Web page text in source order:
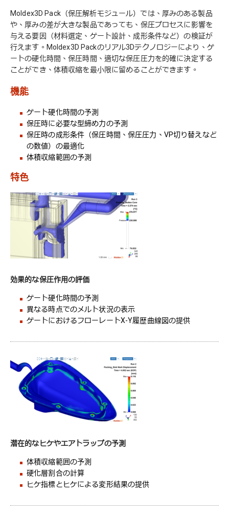
Moldex3D Pack（保圧解析モジュール）では、厚みのある製品
や、厚みの差が大きな製品であっても、保圧プロセスに影響を
与える要因（材料選定、ゲート設計、成形条件など）の検証が
行えます。Moldex3D Packのリアル3Dテクノロジーにより、ゲ
ートの硬化時間、保圧時間、適切な保圧圧力を的確に決定する
ことができ、体積収縮を最小限に留めることができます。
機能
ゲート硬化時間の予測
保圧時に必要な型締め力の予測
保圧時の成形条件（保圧時間、保圧圧力、VP切り替えなど
の数値）の最適化
体積収縮範囲の予測
特色
効果的な保圧作用の評価
ゲート硬化時間の予測
異なる時点でのメルト状況の表示
ゲートにおけるフローレートX-Y履歴曲線図の提供
潜在的なヒケやエアトラップの予測
体積収縮範囲の予測
硬化層割合の計算
ヒケ指標とヒケによる変形結果の提供